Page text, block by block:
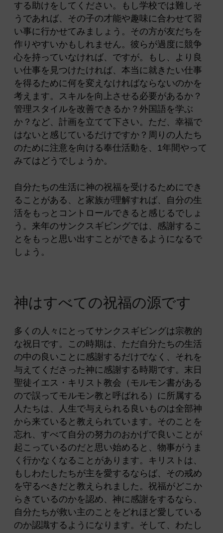
する助けをしてください。もし学校では難しそ
うであれば、その子の才能や趣味に合わせて習
い事に行かせてみましょう。その方が友だちを
作りやすいかもしれません。彼らが過度に競争
心を持っていなければ、ですが。もし、より良
い仕事を見つけたければ、本当に就きたい仕事
を得るために何を変えなければならないのかを
考えます。スキルを向上させる必要があるか？
管理スタイルを改善できるか？外国語を学ぶ
か？など、計画を立てて下さい。ただ、幸福で
はないと感じているだけですか？周りの人たち
のために注意を向ける奉仕活動を、1年間やって
みてはどうでしょうか。
自分たちの生活に神の祝福を受けるためにでき
ることがある、と家族が理解すれば、自分の生
活をもっとコントロールできると感じるでしょ
う。来年のサンクスギビングでは、感謝するこ
とをもっと思い出すことができるようになるで
しょう。
神はすべての祝福の源です
多くの人々にとってサンクスギビングは宗教的
な祝日です。この時期は、ただ自分たちの生活
の中の良いことに感謝するだけでなく、それを
与えてくださった神に感謝する時期です。末日
聖徒イエス・キリスト教会（モルモン書がある
ので誤ってモルモン教と呼ばれる）に所属する
人たちは、人生で与えられる良いものは全部神
から来ていると教えられています。そのことを
忘れ、すべて自分の努力のおかげで良いことが
起こっているのだと思い始めると、物事がうま
く行かなくなることがあります。キリストは、
もしわたしたちが主を愛するならば、その戒め
を守るべきだと教えられました。祝福がどこか
らきているのかを認め、神に感謝をするなら、
自分たちが救い主のことをどれほど愛している
のか認識するようになります。そして、わたし